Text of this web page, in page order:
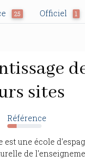
25 Officiel 1
sites
Référence
28%
est une école
de